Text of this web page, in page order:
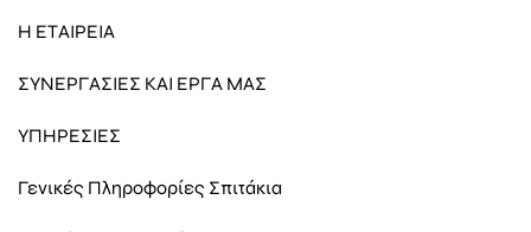
Η ΕΤΑΙΡΕΙΑ
ΣΥΝΕΡΓΑΣΙΕΣ ΚΑΙ ΕΡΓΑ ΜΑΣ
ΥΠΗΡΕΣΙΕΣ
Γενικές Πληροφορίες Σπιτάκια